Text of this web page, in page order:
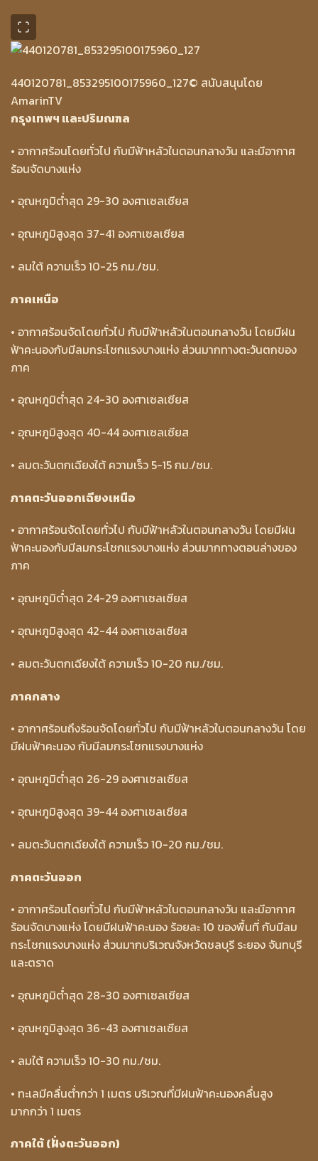
440120781_853295100175960_127© สนับสนุนโดย
AmarinTV
กรุงเทพฯ และปริมณฑล
• อากาศร้อนโดยทั่วไป กับมีฟ้าหลัวในตอนกลางวัน และมีอากาศ
ร้อนจัดบางแห่ง
• อุณหภูมิต่ำสุด 29-30 องศาเซลเซียส
• อุณหภูมิสูงสุด 37-41 องศาเซลเซียส
• ลมใต้ ความเร็ว 10-25 กม./ชม.
ภาคเหนือ
• อากาศร้อนจัดโดยทั่วไป กับมีฟ้าหลัวในตอนกลางวัน โดยมีฝน
ฟ้าคะนองกับมีลมกระโชกแรงบางแห่ง ส่วนมากทางตะวันตกของ
ภาค
• อุณหภูมิต่ำสุด 24-30 องศาเซลเซียส
• อุณหภูมิสูงสุด 40-44 องศาเซลเซียส
• ลมตะวันตกเฉียงใต้ ความเร็ว 5-15 กม./ชม.
ภาคตะวันออกเฉียงเหนือ
• อากาศร้อนจัดโดยทั่วไป กับมีฟ้าหลัวในตอนกลางวัน โดยมีฝน
ฟ้าคะนองกับมีลมกระโชกแรงบางแห่ง ส่วนมากทางตอนล่างของ
ภาค
• อุณหภูมิต่ำสุด 24-29 องศาเซลเซียส
• อุณหภูมิสูงสุด 42-44 องศาเซลเซียส
• ลมตะวันตกเฉียงใต้ ความเร็ว 10-20 กม./ชม.
ภาคกลาง
• อากาศร้อนถึงร้อนจัดโดยทั่วไป กับมีฟ้าหลัวในตอนกลางวัน โดย
มีฝนฟ้าคะนอง กับมีลมกระโชกแรงบางแห่ง
• อุณหภูมิต่ำสุด 26-29 องศาเซลเซียส
• อุณหภูมิสูงสุด 39-44 องศาเซลเซียส
• ลมตะวันตกเฉียงใต้ ความเร็ว 10-20 กม./ชม.
ภาคตะวันออก
• อากาศร้อนโดยทั่วไป กับมีฟ้าหลัวในตอนกลางวัน และมีอากาศ
ร้อนจัดบางแห่ง โดยมีฝนฟ้าคะนอง ร้อยละ 10 ของพื้นที่ กับมีลม
กระโชกแรงบางแห่ง ส่วนมากบริเวณจังหวัดชลบุรี ระยอง จันทบุรี
และตราด
• อุณหภูมิต่ำสุด 28-30 องศาเซลเซียส
• อุณหภูมิสูงสุด 36-43 องศาเซลเซียส
• ลมใต้ ความเร็ว 10-30 กม./ชม.
• ทะเลมีคลื่นต่ำกว่า 1 เมตร บริเวณที่มีฝนฟ้าคะนองคลื่นสูง
มากกว่า 1 เมตร
ภาคใต้ (ฝั่งตะวันออก)